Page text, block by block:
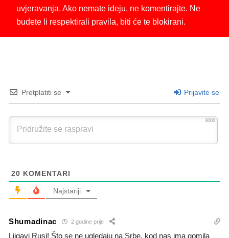
uvjeravanja. Ako nemate ideju, ne komentirajte. Ne
budete li respektirali pravila, biti će te blokirani.
Pretplatiti se Prijavite se
3000
20 KOMENTARI
Najstariji
Shumadinac 2 godine prije
Ljigavi Rusi! Što se ne ugledaju na Srbe, kod nas ima gomila